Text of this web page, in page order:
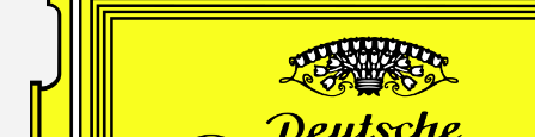
Baritone
Daniel Heide,
Piano